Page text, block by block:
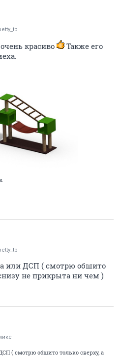
красиво
Также его
или ДСП ( смотрю обшито
не прикрыта ни чем )
( смотрю обшито только сверху, а